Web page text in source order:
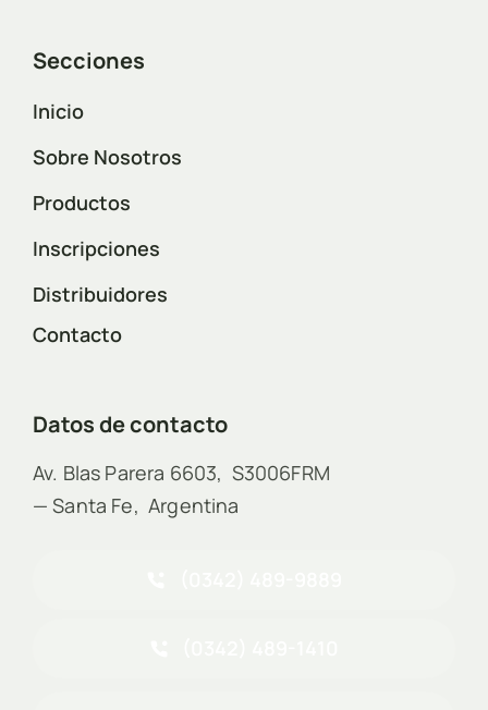
Secciones
Inicio
Sobre Nosotros
Productos
Inscripciones
Distribuidores
Contacto
Datos de contacto
Av. Blas Parera 6603, S3006FRM
— Santa Fe, Argentina